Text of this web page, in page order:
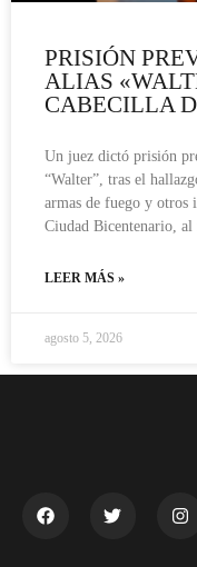
PRISIÓN
ALIAS
CABECILLA
Un juez dictó prisión
“Walter”, tras el
armas de fuego y otros
Ciudad Bicentenario,
LEER MÁS »
agosto 5, 2026